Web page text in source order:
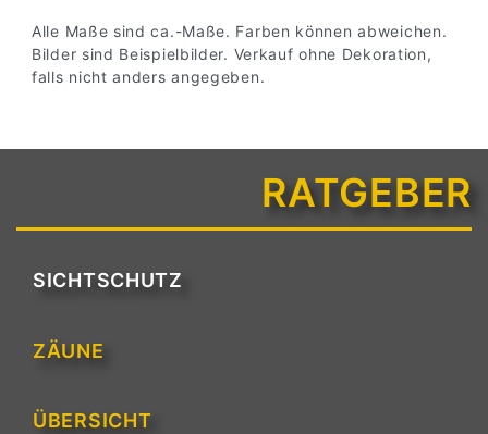
Alle Maße sind ca.-Maße. Farben können abweichen.
Bilder sind Beispielbilder. Verkauf ohne Dekoration,
falls nicht anders angegeben.
RATGEBER
SICHTSCHUTZ
ZÄUNE
ÜBERSICHT